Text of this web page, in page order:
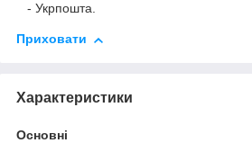
- Укрпошта.
Приховати
Характеристики
Основні